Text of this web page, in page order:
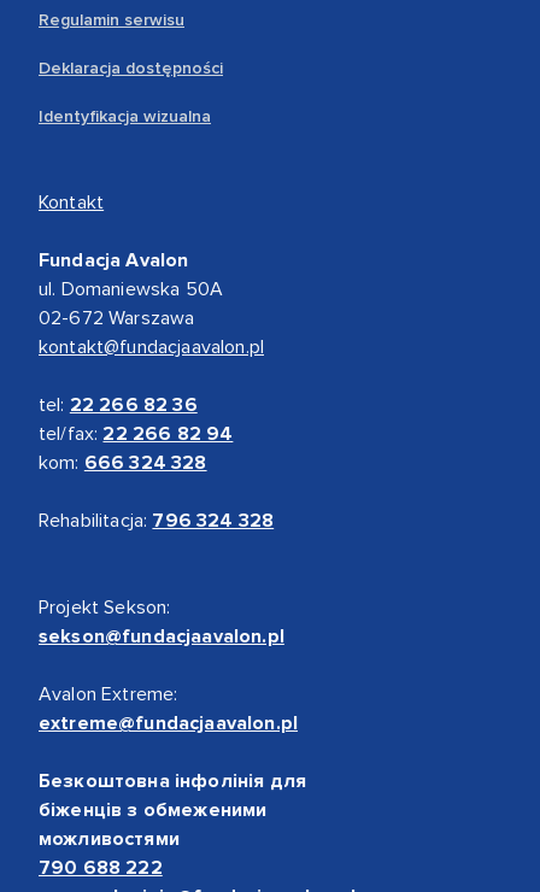
Regulamin serwisu
Deklaracja dostępności
Identyfikacja wizualna
Kontakt
Fundacja Avalon
ul. Domaniewska 50A
02-672 Warszawa
kontakt@fundacjaavalon.pl
tel: 22 266 82 36
tel/fax: 22 266 82 94
kom: 666 324 328
Rehabilitacja: 796 324 328
Projekt Sekson:
sekson@fundacjaavalon.pl
Avalon Extreme:
extreme@fundacjaavalon.pl
Безкоштовна інфолінія для
біженців з обмеженими
можливостями
790 688 222